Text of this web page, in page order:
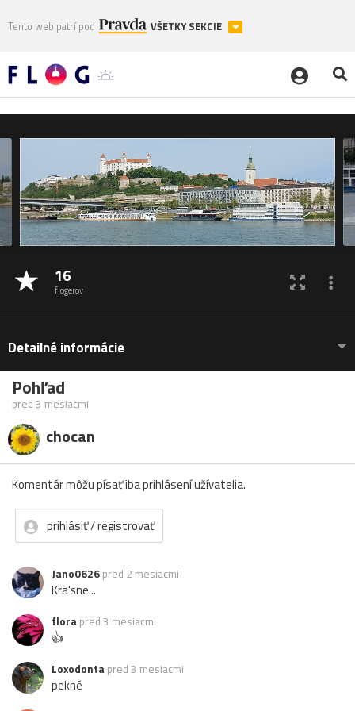
Tento web patrí pod VŠETKY SEKCIE
16
flogerov
Detailné informácie
Pohľad
pred 3 mesiacmi
chocan
Komentár môžu písať iba prihlásení užívatelia.
prihlásiť / registrovať
Jano0626 pred 2 mesiacmi
Kra'sne...
flora pred 3 mesiacmi
👍
Loxodonta pred 3 mesiacmi
pekné